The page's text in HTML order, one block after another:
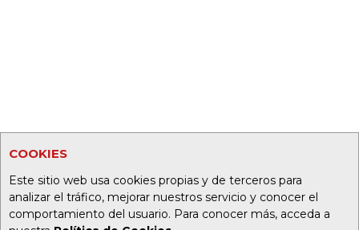
COOKIES
Este sitio web usa cookies propias y de terceros para
analizar el tráfico, mejorar nuestros servicio y conocer el
comportamiento del usuario. Para conocer más, acceda a